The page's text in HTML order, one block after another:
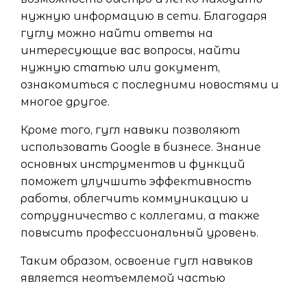
нужную информацию в сети. Благодаря
гуглу можно найти ответы на
интересующие вас вопросы, найти
нужную статью или документ,
ознакомиться с последними новостями и
многое другое.
Кроме того, гугл навыки позволяют
использовать Google в бизнесе. Знание
основных инструментов и функций
поможет улучшить эффективность
работы, облегчить коммуникацию и
сотрудничество с коллегами, а также
повысить профессиональный уровень.
Таким образом, освоение гугл навыков
является неотъемлемой частью